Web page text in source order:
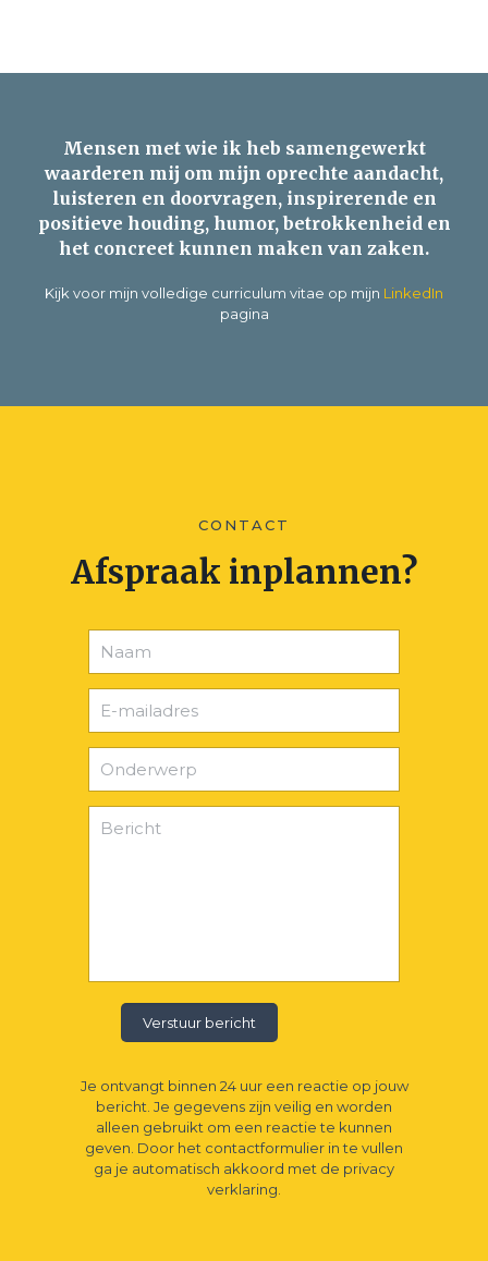
Mensen met wie ik heb samengewerkt
waarderen mij om mijn oprechte aandacht,
luisteren en doorvragen, inspirerende en
positieve houding, humor, betrokkenheid en
het concreet kunnen maken van zaken.
Kijk voor mijn volledige curriculum vitae op mijn LinkedIn
pagina
CONTACT
Afspraak inplannen?
Je ontvangt binnen 24 uur een reactie op jouw
bericht. Je gegevens zijn veilig en worden
alleen gebruikt om een reactie te kunnen
geven. Door het contactformulier in te vullen
ga je automatisch akkoord met de privacy
verklaring.